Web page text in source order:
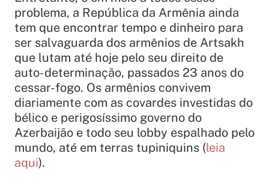
problema, a República da Armênia ainda
tem que encontrar tempo e dinheiro para
ser salvaguarda dos armênios de Artsakh
que lutam até hoje pelo seu direito de
auto-determinação, passados 23 anos do
cessar-fogo. Os armênios convivem
diariamente com as covardes investidas do
bélico e perigosíssimo governo do
Azerbaijão e todo seu lobby espalhado pelo
mundo, até em terras tupiniquins (leia
aqui).